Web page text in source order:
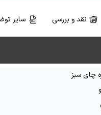
نقد و بررسی سایر
چای سبز